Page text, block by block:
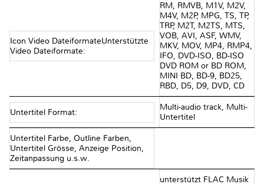
Icon Video DateiformateUnterstützte
Video Dateiformate:
RM, RMVB, M1V, M2V,
M4V, M2P, MPG, TS, TP,
TRP, M2T, M2TS, MTS,
VOB, AVI, ASF, WMV,
MKV, MOV, MP4, RMP4,
IFO, DVD-ISO, BD-ISO
DVD ROM or BD ROM,
MINI BD, BD-9, BD25,
RBD, D5, D9, DVD, CD
Untertitel Format:
Multi-audio track, Multi-
Untertitel
Untertitel Farbe, Outline Farben,
Untertitel Grösse, Anzeige Position,
Zeitanpassung u.s.w.
unterstützt FLAC Musik